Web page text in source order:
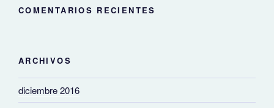
COMENTARIOS RECIENTES
ARCHIVOS
diciembre 2016